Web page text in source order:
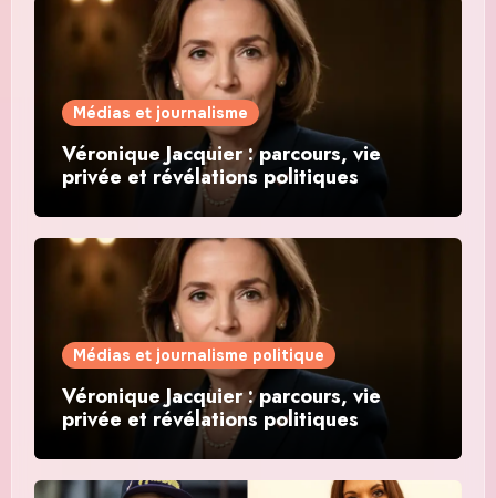
Médias et journalisme
Véronique Jacquier : parcours, vie
privée et révélations politiques
Médias et journalisme politique
Véronique Jacquier : parcours, vie
privée et révélations politiques